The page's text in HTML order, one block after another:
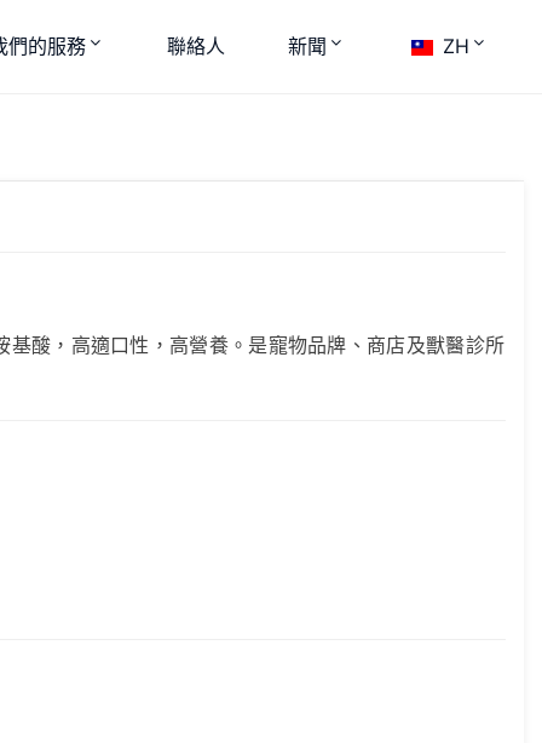
們的服務 聯絡人 新聞 ZH
酸，高適口性，高營養。是寵物品牌、商店及獸醫診所